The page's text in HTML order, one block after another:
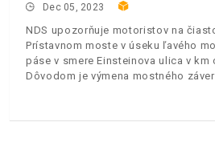
Dec 05, 2023
NDS upozorňuje motoristov na
Prístavnom moste v úseku ľavého
páse v smere Einsteinova ulica v km
Dôvodom je výmena mostného